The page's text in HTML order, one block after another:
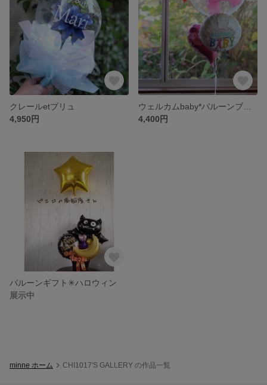
クレールetブリュ
4,950円
4,400円
バルーンギフト✳︎ハロウィン
展示中
minne ホーム CHI1017'S GALLERY の作品一覧